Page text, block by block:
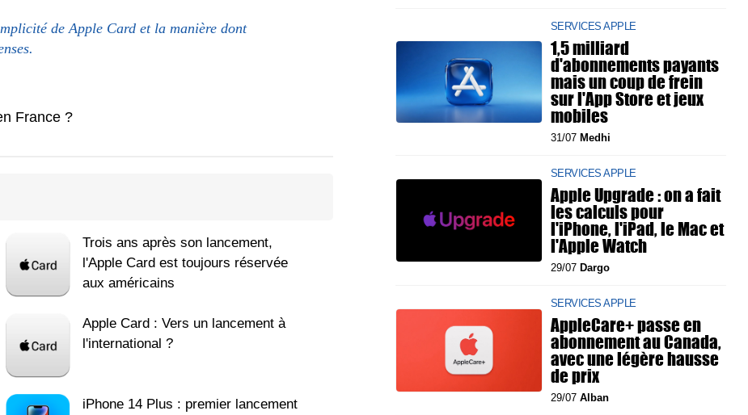
de Apple Card et la manière dont
France ?
Trois ans après son lancement,
l'Apple Card est toujours réservée
aux américains
Apple Card : Vers un lancement à
l'international ?
iPhone 14 Plus : premier lancement
SERVICES APPLE
1,5 milliard
d'abonnements payants
mais un coup de frein
sur l'App Store et jeux
mobiles
31/07 Medhi
SERVICES APPLE
Apple Upgrade : on a fait
les calculs pour
l'iPhone, l'iPad, le Mac et
l'Apple Watch
29/07 Dargo
SERVICES APPLE
AppleCare+ passe en
abonnement au Canada,
avec une légère hausse
de prix
29/07 Alban